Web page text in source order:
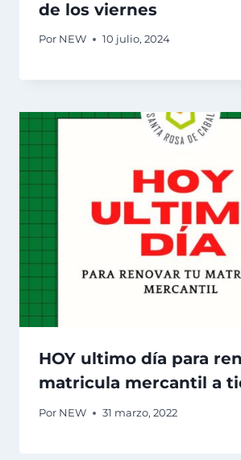
de los viernes
Por NEW 10 julio, 2024
HOY ultimo día para
matricula mercantil a
Por NEW 31 marzo, 2022